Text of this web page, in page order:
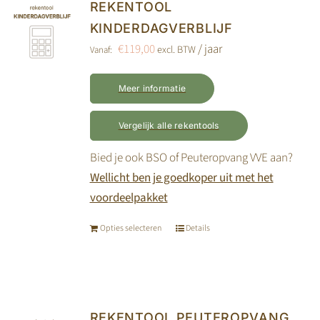
Deze
gekozen
worden
op
de
productpagina
REKENTOOL
KINDERDAGVERBLIJF
Vanaf: €119,00excl. BTW/ jaar
Meer informatie
Vergelijk alle rekentools
Bied je ook BSO of Peuteropvang VVE aan?
Wellicht ben je goedkoper uit met het
voordeelpakket
Opties selecteren
Dit
variaties.
Details